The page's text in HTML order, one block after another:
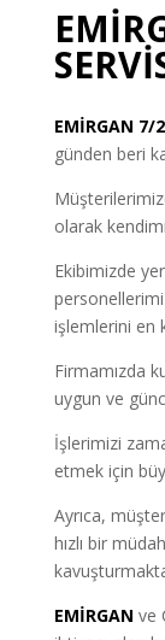
EMİRGAN 7/
günden beri
olarak
Ekibimizde
işlemlerini en
Firmamızda
uygun ve
İşlerimizi
etmek için
Ayrıca,
hızlı bir
EMİRGAN ve